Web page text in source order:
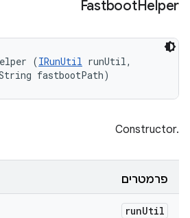
FastbootHelper
(IRunUtil runUtil,
fastbootPath)
Constructor.‎
פרמטרים
runUtil